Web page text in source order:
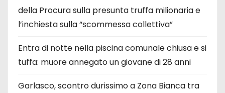
della Procura sulla presunta truffa milionaria e
l’inchiesta sulla “scommessa collettiva”
Entra di notte nella piscina comunale chiusa e si
tuffa: muore annegato un giovane di 28 anni
Garlasco, scontro durissimo a Zona Bianca tra